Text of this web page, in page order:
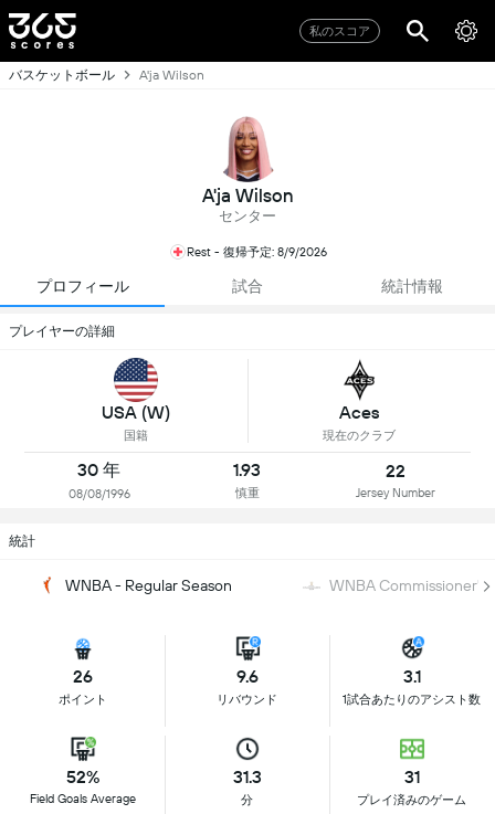
私のスコア
バスケットボール A'ja Wilson
A'ja Wilson
センター
Rest - 復帰予定: 8/9/2026
プロフィール 試合 統計情報
プレイヤーの詳細
USA (W)
国籍
Aces
現在のクラブ
30 年
08/08/1996
1.93
慎重
22
Jersey Number
統計
WNBA - Regular Season WNBA Commissioner's
26
ポイント
9.6
リバウンド
3.1
1試合あたりのアシスト数
52%
Field Goals Average
31.3
分
31
プレイ済みのゲーム